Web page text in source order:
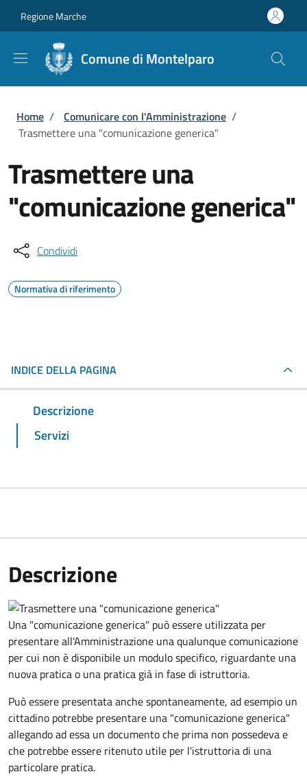
Regione Marche
Comune di Montelparo
Briciole di pane
Home / Comunicare con l'Amministrazione /
Trasmettere una "comunicazione generica"
Trasmettere una
"comunicazione generica"
Condividi
Normativa di riferimento
INDICE DELLA PAGINA
Descrizione
Servizi
Descrizione
Una "comunicazione generica" può essere utilizzata per
presentare all'Amministrazione una qualunque comunicazione
per cui non è disponibile un modulo specifico, riguardante una
nuova pratica o una pratica già in fase di istruttoria.
Può essere presentata anche spontaneamente, ad esempio un
cittadino potrebbe presentare una "comunicazione generica"
allegando ad essa un documento che prima non possedeva e
che potrebbe essere ritenuto utile per l'istruttoria di una
particolare pratica.